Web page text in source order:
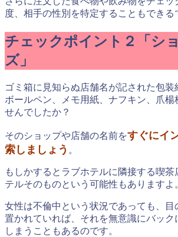
度、相手の性別を特定することもできる
チェックポイント２「シ
ズ」
ゴミ箱に見知らぬ店舗名が記された包装
ボールペン、メモ用紙、ナフキン、爪楊
せんでしたか？
そのショップや店舗の名前をすぐにイ
索しましょう 。
もしかするとラブホテルに隣接する喫
テルそのものという可能性もありますよ
女性は不倫中という状況であっても、目
置かれていれば、それを無意識にバック
しまうこともあるのです。